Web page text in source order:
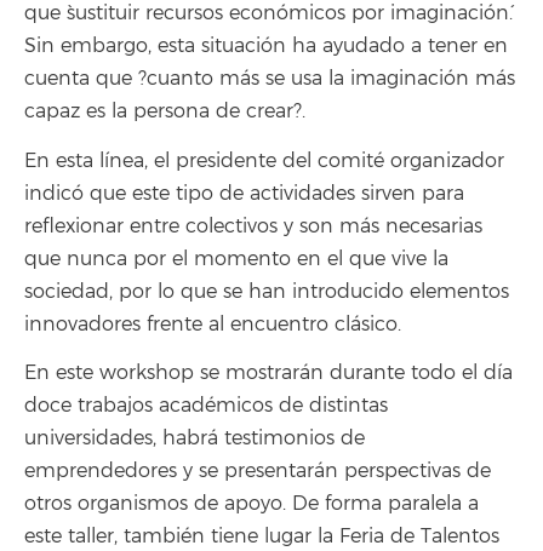
que `sustituir recursos económicos por imaginación´.
Sin embargo, esta situación ha ayudado a tener en
cuenta que ?cuanto más se usa la imaginación más
capaz es la persona de crear?.
En esta línea, el presidente del comité organizador
indicó que este tipo de actividades sirven para
reflexionar entre colectivos y son más necesarias
que nunca por el momento en el que vive la
sociedad, por lo que se han introducido elementos
innovadores frente al encuentro clásico.
En este workshop se mostrarán durante todo el día
doce trabajos académicos de distintas
universidades, habrá testimonios de
emprendedores y se presentarán perspectivas de
otros organismos de apoyo. De forma paralela a
este taller, también tiene lugar la Feria de Talentos